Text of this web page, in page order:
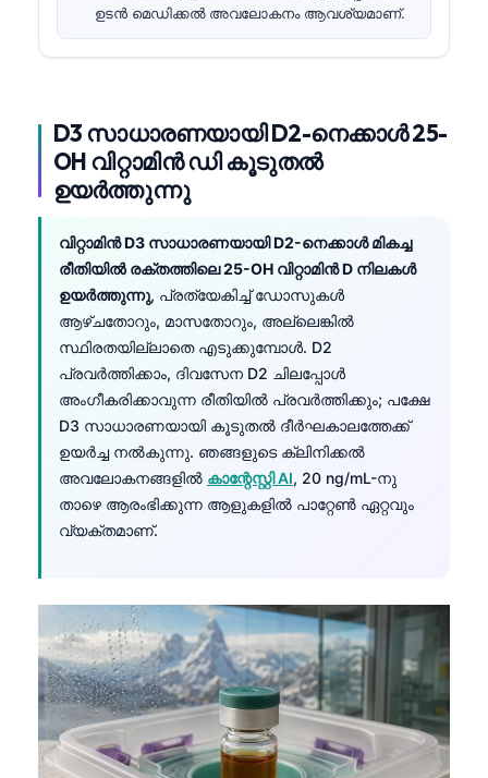
ഉടൻ മെഡിക്കൽ അവലോകനം ആവശ്യമാണ്.
D3 സാധാരണയായി D2-നെക്കാൾ 25-
OH വിറ്റാമിൻ ഡി കൂടുതൽ
ഉയർത്തുന്നു
വിറ്റാമിൻ D3 സാധാരണയായി D2-നെക്കാൾ മികച്ച
രീതിയിൽ രക്തത്തിലെ 25-OH വിറ്റാമിൻ D നിലകൾ
ഉയർത്തുന്നു, പ്രത്യേകിച്ച് ഡോസുകൾ
ആഴ്ചതോറും, മാസതോറും, അല്ലെങ്കിൽ
സ്ഥിരതയില്ലാതെ എടുക്കുമ്പോൾ. D2
പ്രവർത്തിക്കാം, ദിവസേന D2 ചിലപ്പോൾ
അംഗീകരിക്കാവുന്ന രീതിയിൽ പ്രവർത്തിക്കും; പക്ഷേ
D3 സാധാരണയായി കൂടുതൽ ദീർഘകാലത്തേക്ക്
ഉയർച്ച നൽകുന്നു. ഞങ്ങളുടെ ക്ലിനിക്കൽ
അവലോകനങ്ങളിൽ കാന്റേസ്റ്റി AI, 20 ng/mL-നു
താഴെ ആരംഭിക്കുന്ന ആളുകളിൽ പാറ്റേൺ ഏറ്റവും
വ്യക്തമാണ്.